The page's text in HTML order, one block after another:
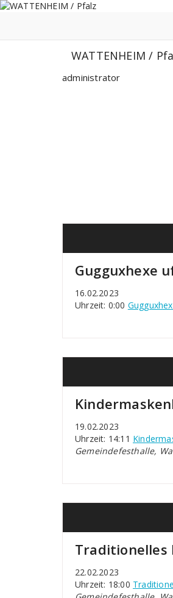
Zum
WATTENHEIM /
administrator
Gugguxhexe
16.02.2023
Uhrzeit: 0:00
19.02.2023
Uhrzeit: 14:11
Gemeindefesthalle,
Traditionelles
22.02.2023
Uhrzeit: 18:00